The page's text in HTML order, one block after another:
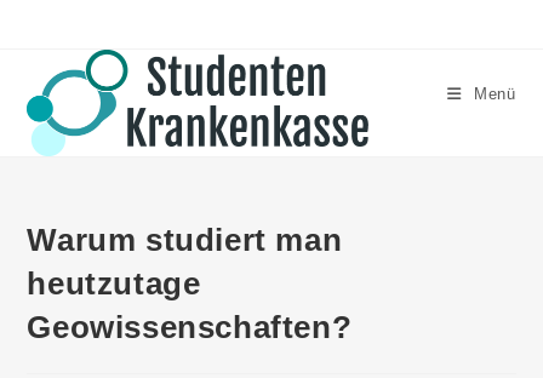
Menü
Warum studiert man
heutzutage
Geowissenschaften?